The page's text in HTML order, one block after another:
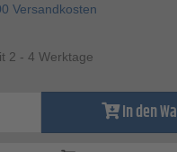
Versandkosten
2 - 4 Werktage
In den